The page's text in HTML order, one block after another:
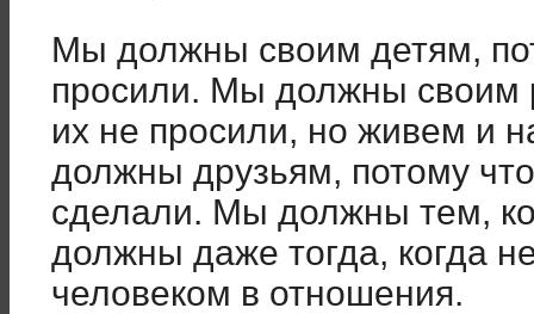
Мы должны своим детям,
просили. Мы должны своим
их не просили, но живем и
должны друзьям, потому
сделали. Мы должны тем,
должны даже тогда, когда
человеком в отношения.